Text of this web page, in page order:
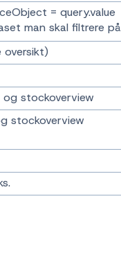
= query.value
man skal filtrere på
oversikt)
stockoverview
stockoverview